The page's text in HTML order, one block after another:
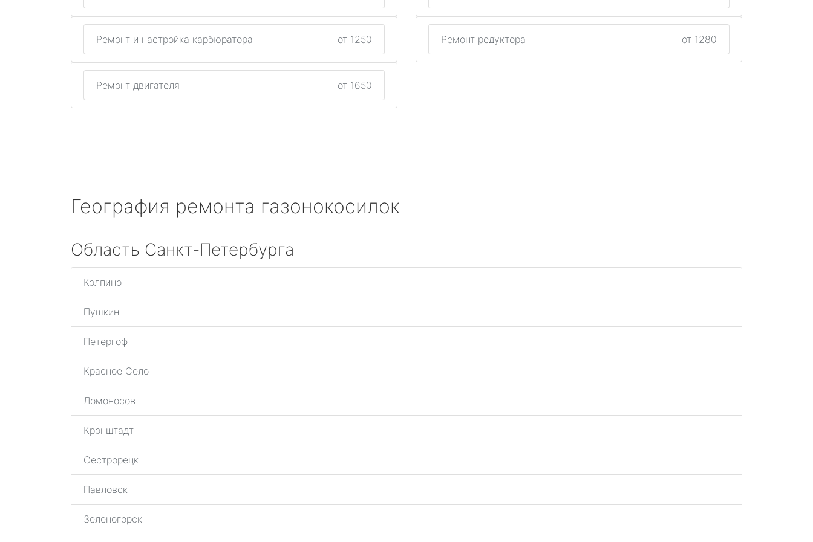
Ремонт и настройка карбюратора от 1250 Ремонт редуктора от 1280
Ремонт двигателя от 1650
География ремонта газонокосилок
Область Санкт-Петербурга
Колпино
Пушкин
Петергоф
Красное Село
Ломоносов
Кронштадт
Сестрорецк
Павловск
Зеленогорск